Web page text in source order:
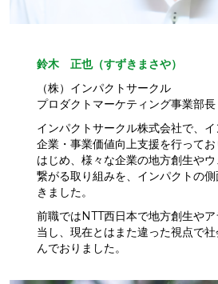
鈴木 正也（すずきまさや）
（株）インパクトサークル
プロダクトマーケティング事業部長
インパクトサークル株式会社で、
企業・事業価値向上支援を行って
はじめ、様々な企業の地方創生や
繋がる取り組みを、インパクトの
きました。
前職ではNTT西日本で地方創生や
当し、現在とはまた違った視点で
んでおりました。